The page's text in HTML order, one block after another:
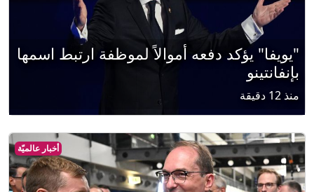
"يويفا" يؤكد دفعه أموالاً لموظفة ارتبط اسمها
بإنفانتينو
منذ 12 دقيقة
أخبار عالميّة